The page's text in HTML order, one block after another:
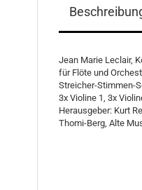
Jean Marie Leclair,
für Flöte und
Streicher-Stimmen-
3x Violine 1, 3x
Herausgeber: Kurt
Thomi-Berg, Alte